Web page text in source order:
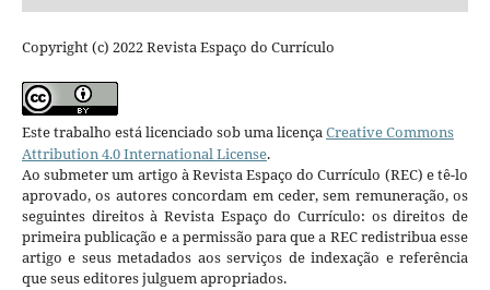
Copyright (c) 2022 Revista Espaço do Currículo
Este trabalho está licenciado sob uma licençaCreative Commons
Attribution 4.0 International License.
Ao submeter um artigo à Revista Espaço do Currículo (REC) e tê-lo
aprovado, os autores concordam em ceder, sem remuneração, os
seguintes direitos à Revista Espaço do Currículo: os direitos de
primeira publicação e a permissão para que a REC redistribua esse
artigo e seus metadados aos serviços de indexação e referência
que seus editores julguem apropriados.